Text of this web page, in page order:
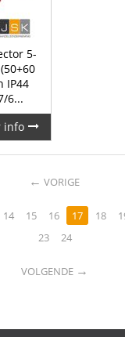
5-
IP44
6...
info
← VORIGE
14 15 16 17 18
23
24
VOLGENDE →